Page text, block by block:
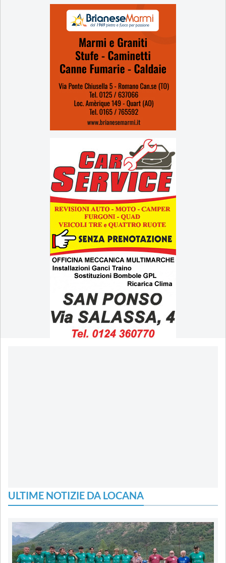
ULTIME NOTIZIE DA LOCANA